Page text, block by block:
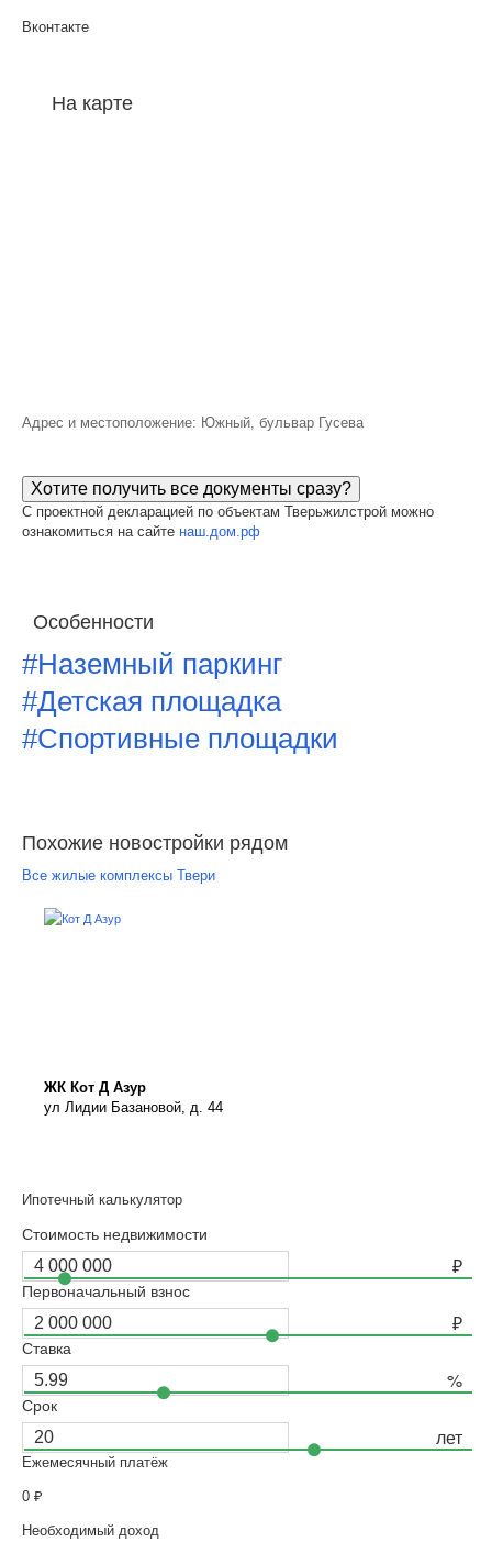
Вконтакте
На карте
Адрес и местоположение: Южный, бульвар Гусева
Хотите получить все документы сразу?
С проектной декларацией по объектам Тверьжилстрой можно
ознакомиться на сайте наш.дом.рф
Особенности
#Наземный паркинг
#Детская площадка
#Спортивные площадки
Похожие новостройки рядом
Все жилые комплексы Твери
ЖК Кот Д Азур
ул Лидии Базановой, д. 44
Ипотечный калькулятор
Стоимость недвижимости
Первоначальный взнос
Ставка
Срок
Ежемесячный платёж
0 ₽
Необходимый доход